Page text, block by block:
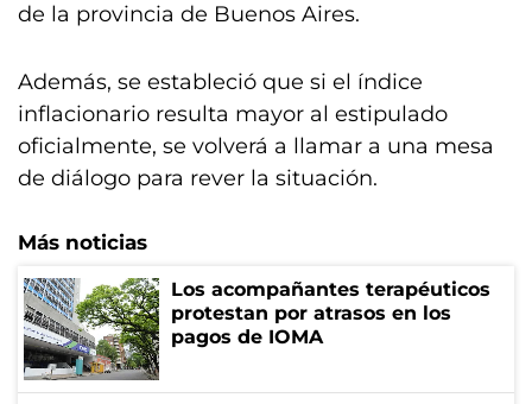
de la provincia de Buenos Aires.
Además, se estableció que si el índice
inflacionario resulta mayor al estipulado
oficialmente, se volverá a llamar a una mesa
de diálogo para rever la situación.
Más noticias
Los acompañantes terapéuticos
protestan por atrasos en los
pagos de IOMA